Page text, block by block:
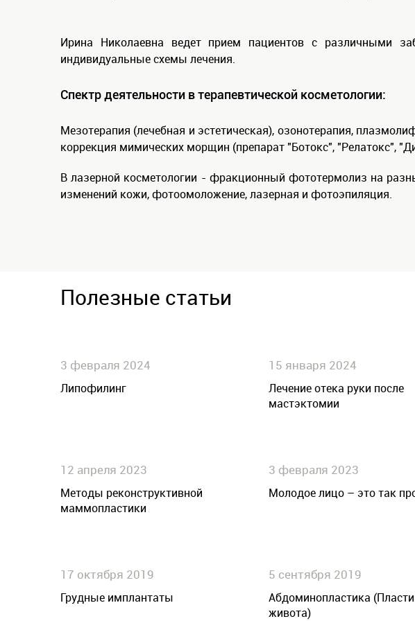
Ирина Николаевна ведет прием пациентов с различными
индивидуальные схемы лечения.
Спектр деятельности в терапевтической косметологии:
Мезотерапия (лечебная и эстетическая), озонотерапия,
коррекция мимических морщин (препарат "Ботокс", "Релатокс",
В лазерной косметологии - фракционный фототермолиз на
изменений кожи, фотоомоложение, лазерная и фотоэпиляция.
Полезные статьи
3 февраля 2024
Липофилинг
15 января 2024
Лечение отека руки после
мастэктомии
12 апреля 2023
Методы реконструктивной
маммопластики
3 февраля 2023
Молодое лицо – это так
17 октября 2019
Грудные имплантаты
5 сентября 2019
Абдоминопластика
живота)